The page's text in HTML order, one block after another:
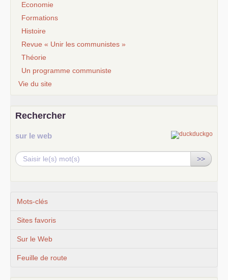
Economie
Formations
Histoire
Revue « Unir les communistes »
Théorie
Un programme communiste
Vie du site
Rechercher
sur le web
>>
Mots-clés
Sites favoris
Sur le Web
Feuille de route